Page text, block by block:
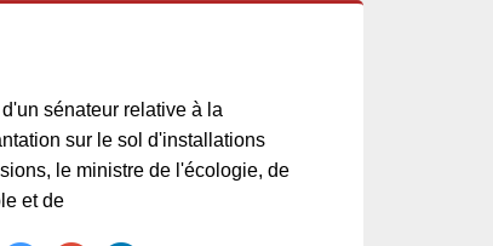
sénateur relative à la
sur le sol d'installations
le ministre de l'écologie, de
et de